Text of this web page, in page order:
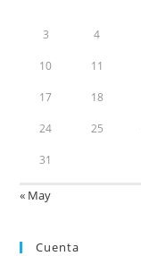
3 4
10 11
17 18
24 25
31
« May
Cuenta